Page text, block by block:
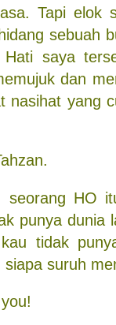
Tapi elok
sebuah
saya
dan
nasihat yang
seorang HO
punya dunia
tidak
suruh